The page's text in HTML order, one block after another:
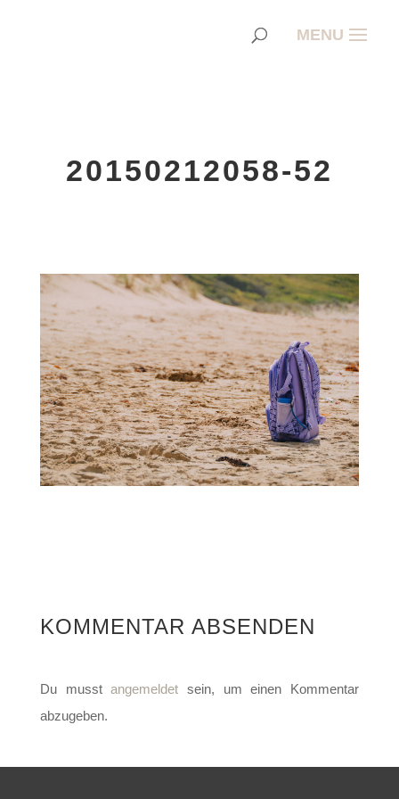
20150212058-52
KOMMENTAR ABSENDEN
Du musstangemeldet sein, um einen Kommentar
abzugeben.